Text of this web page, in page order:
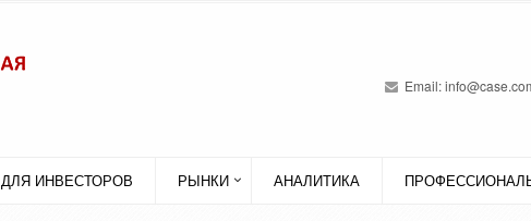
Email:
ДЛЯ ИНВЕСТОРОВ РЫНКИ АНАЛИТИКА